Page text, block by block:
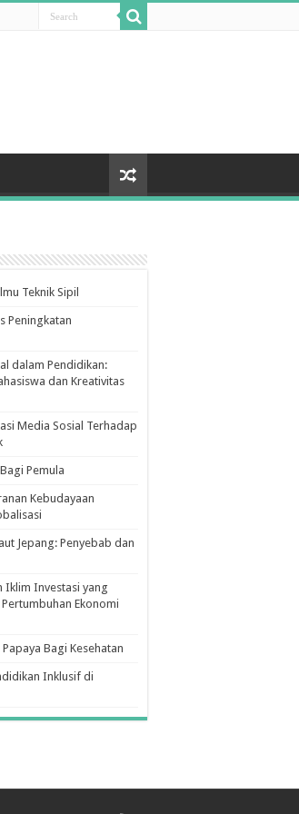
Teknik Sipil
Peningkatan
dalam Pendidikan:
dan Kreativitas
Media Sosial Terhadap
Pemula
Kebudayaan
Jepang: Penyebab dan
Iklim Investasi yang
Ekonomi
Bagi Kesehatan
Inklusif di